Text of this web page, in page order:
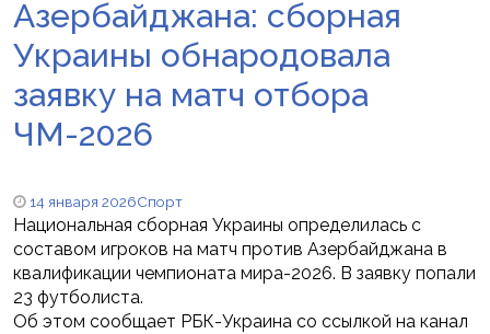
Азербайджана: сборная
Украины обнародовала
заявку на матч отбора
ЧМ-2026
14 января 2026Спорт
Национальная сборная Украины определилась с
составом игроков на матч против Азербайджана в
квалификации чемпионата мира-2026. В заявку попали
23 футболиста.
Об этом сообщает РБК-Украина со ссылкой на канал